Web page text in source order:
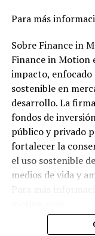
Para más
Sobre Finance in
Finance in Motion
impacto,
sostenible en
desarrollo. La
fondos de
público y privado
fortalecer la
el uso sostenible
medios de vida y